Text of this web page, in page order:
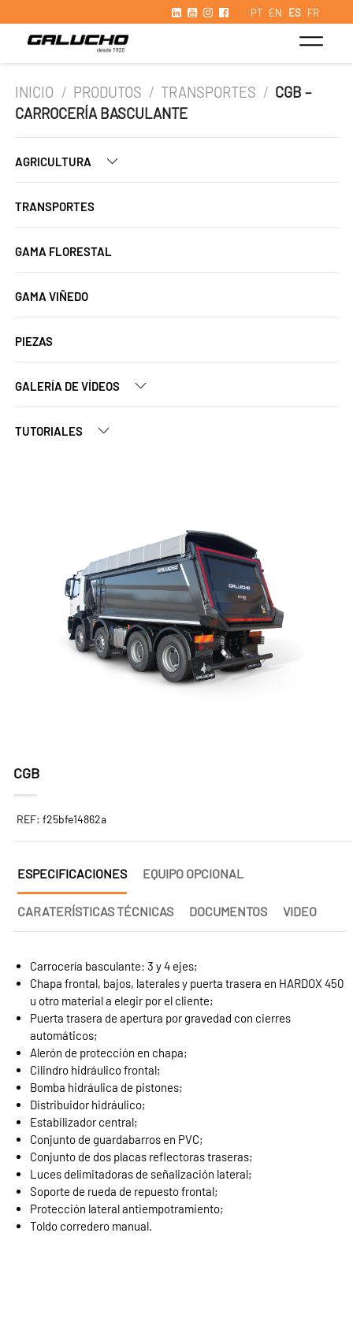
PT EN ES FR
INICIO / PRODUTOS / TRANSPORTES / CGB –
CARROCERÍA BASCULANTE
AGRICULTURA
TRANSPORTES
GAMA FLORESTAL
GAMA VIÑEDO
PIEZAS
GALERÍA DE VÍDEOS
TUTORIALES
CGB
REF: f25bfe14862a
ESPECIFICACIONES EQUIPO OPCIONAL
CARATERÍSTICAS TÉCNICAS DOCUMENTOS VIDEO
Carrocería basculante: 3 y 4 ejes;
Chapa frontal, bajos, laterales y puerta trasera en HARDOX 450
u otro material a elegir por el cliente;
Puerta trasera de apertura por gravedad con cierres
automáticos;
Alerón de protección en chapa;
Cilindro hidráulico frontal;
Bomba hidráulica de pistones;
Distribuidor hidráulico;
Estabilizador central;
Conjunto de guardabarros en PVC;
Conjunto de dos placas reflectoras traseras;
Luces delimitadoras de señalización lateral;
Soporte de rueda de repuesto frontal;
Protección lateral antiempotramiento;
Toldo corredero manual.